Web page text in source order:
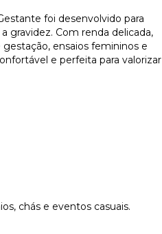
foi desenvolvido para
gravidez. Com renda delicada,
ensaios femininos e
e perfeita para valorizar
chás e eventos casuais.